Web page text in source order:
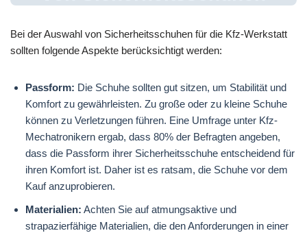
Bei der Auswahl von Sicherheitsschuhen für die Kfz-Werkstatt
sollten folgende Aspekte berücksichtigt werden:
Passform: Die Schuhe sollten gut sitzen, um Stabilität und
Komfort zu gewährleisten. Zu große oder zu kleine Schuhe
können zu Verletzungen führen. Eine Umfrage unter Kfz-
Mechatronikern ergab, dass 80% der Befragten angeben,
dass die Passform ihrer Sicherheitsschuhe entscheidend für
ihren Komfort ist. Daher ist es ratsam, die Schuhe vor dem
Kauf anzuprobieren.
Materialien: Achten Sie auf atmungsaktive und
strapazierfähige Materialien, die den Anforderungen in einer